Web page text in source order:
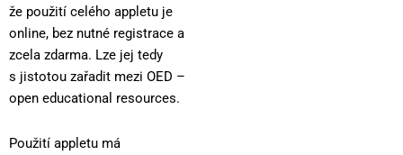
že použití celého appletu je
online, bez nutné registrace a
zcela zdarma. Lze jej tedy
s jistotou zařadit mezi OED –
open educational resources.
Použití appletu má